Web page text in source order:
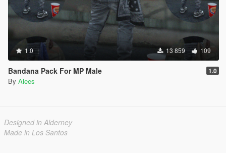
1.0 13 859 109
Bandana Pack For MP Male 1.0
By Alees
Designed in Alderney
Made in Los Santos